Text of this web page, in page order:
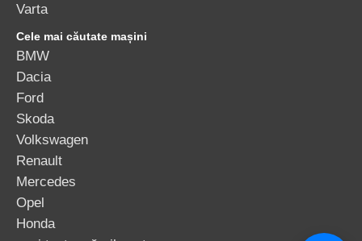
Varta
Cele mai căutate mașini
BMW
Dacia
Ford
Skoda
Volkswagen
Renault
Mercedes
Opel
Honda